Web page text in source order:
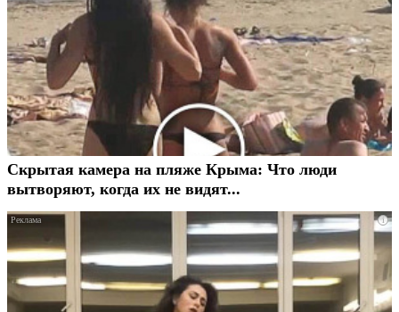
Скрытая камера на пляже Крыма: Что люди
вытворяют, когда их не видят...
i